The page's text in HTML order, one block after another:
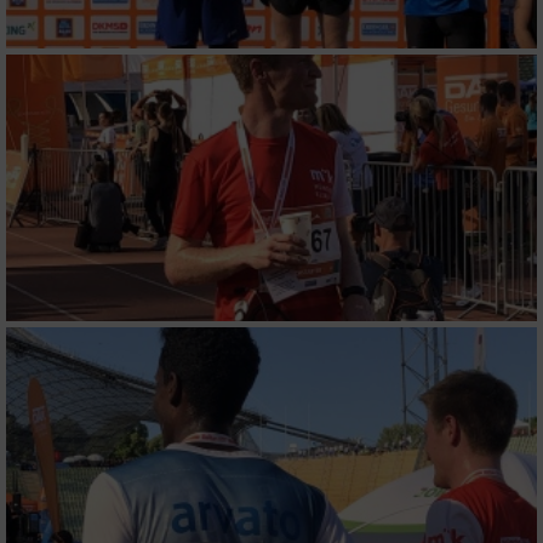
von Werbeanzeigen
Erstellung von Profilen für personalisierte
Werbung
Verwendung von Profilen zur Auswahl
personalisierter Werbung
Erstellung von Profilen zur Personalisierung
von Inhalten
Verwendung von Profilen zur Auswahl
personalisierter Inhalte
Messung der Werbeleistung
Messung der Performance von Inhalten
Analyse von Zielgruppen durch Statistiken